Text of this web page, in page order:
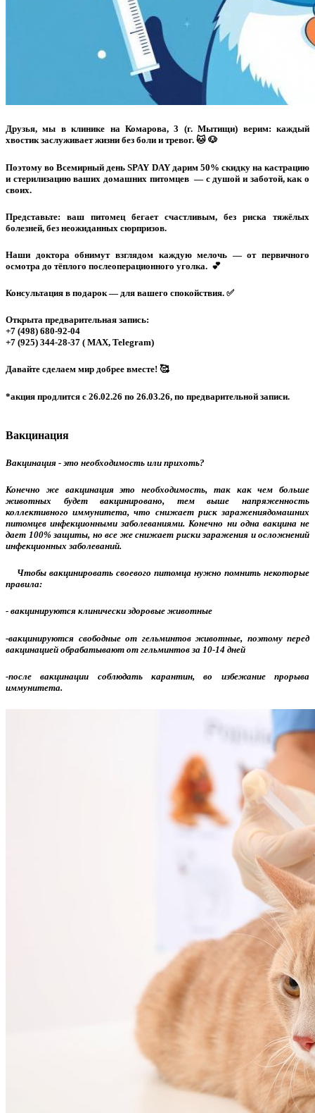
Друзья, мы в клинике на Комарова, 3 (г. Мытищи) верим: каждый
хвостик заслуживает жизни без боли и тревог. 🐱 🐶
Поэтому во Всемирный день SPAY DAY дарим 50% скидку на кастрацию
и стерилизацию ваших домашних питомцев — с душой и заботой, как о
своих.
Представьте: ваш питомец бегает счастливым, без риска тяжёлых
болезней, без неожиданных сюрпризов.
Наши доктора обнимут взглядом каждую мелочь — от первичного
осмотра до тёплого послеоперационного уголка. 💕
Консультация в подарок — для вашего спокойствия. ✅
Открыта предварительная запись:
+7 (498) 680-92-04
+7 (925) 344-28-37 ( MAX, Telegram)
Давайте сделаем мир добрее вместе! 🥰
*акция продлится с 26.02.26 по 26.03.26, по предварительной записи.
Вакцинация
Вакцинация - это необходимость или прихоть?
Конечно же вакцинация это необходимость, так как чем больше
животных будет вакцинировано, тем выше напряженность
коллективного иммунитета, что снижает риск заражениядомашних
питомцев инфекционными заболеваниями. Конечно ни одна вакцина не
дает 100% защиты, но все же снижает риски заражения и осложнений
инфекционных заболеваний.
Чтобы вакцинировать своевого питомца нужно помнить некоторые
правила:
- вакцинируются клинически здоровые животные
-вакцинируются свободные от гельминтов животные, поэтому перед
вакцинацией обрабатывают от гельминтов за 10-14 дней
-после вакцинации соблюдать карантин, во избежание прорыва
иммунитета.